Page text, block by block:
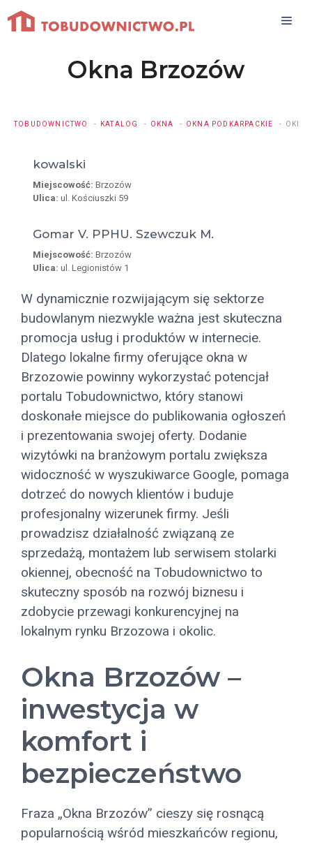
Przejdź
do
Okna Brzozów
TOBUDOWNICTWO KATALOG OKNA OKNA PODKARPACKIE OKNA
kowalski
Miejscowość: Brzozów
Ulica: ul. Kościuszki 59
Gomar V. PPHU. Szewczuk M.
Miejscowość: Brzozów
Ulica: ul. Legionistów 1
W dynamicznie rozwijającym się sektorze
budowlanym niezwykle ważna jest skuteczna
promocja usług i produktów w internecie.
Dlatego lokalne firmy oferujące okna w
Brzozowie powinny wykorzystać potencjał
portalu Tobudownictwo, który stanowi
doskonałe miejsce do publikowania ogłoszeń
i prezentowania swojej oferty. Dodanie
wizytówki na branżowym portalu zwiększa
widoczność w wyszukiwarce Google, pomaga
dotrzeć do nowych klientów i buduje
profesjonalny wizerunek firmy. Jeśli
prowadzisz działalność związaną ze
sprzedażą, montażem lub serwisem stolarki
okiennej, obecność na Tobudownictwo to
skuteczny sposób na rozwój biznesu i
zdobycie przewagi konkurencyjnej na
lokalnym rynku Brzozowa i okolic.
Okna Brzozów –
inwestycja w
komfort i
bezpieczeństwo
Fraza „Okna Brzozów” cieszy się rosnącą
popularnością wśród mieszkańców regionu,